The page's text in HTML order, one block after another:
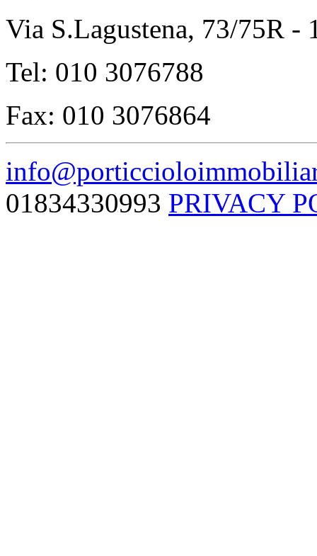
Via S.Lagustena, 73/75R -
Tel: 010 3076788
Fax: 010 3076864
01834330993 PRIVACY